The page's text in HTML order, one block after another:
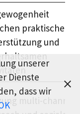
praktischer
und
multi-channel
unserer
Dienste
dass wir